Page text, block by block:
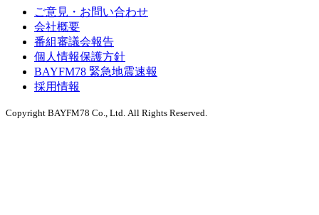
ご意見・お問い合わせ
会社概要
番組審議会報告
個人情報保護方針
BAYFM78 緊急地震速報
採用情報
Copyright BAYFM78 Co., Ltd. All Rights Reserved.